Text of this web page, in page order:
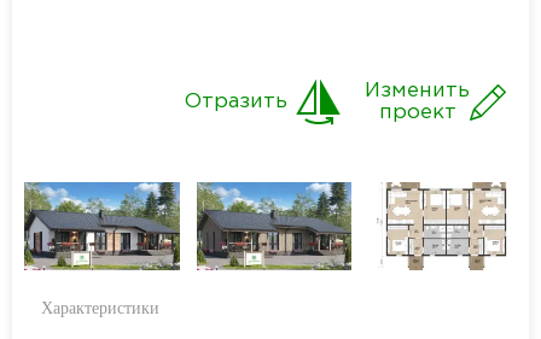
Изменить
проект
Отразить
Характеристики